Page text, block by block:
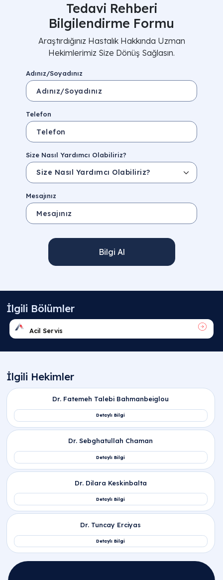
Tedavi Rehberi
Bilgilendirme Formu
Araştırdığınız Hastalık Hakkında Uzman
Hekimlerimiz Size Dönüş Sağlasın.
Adınız/Soyadınız
Telefon
Size Nasıl Yardımcı Olabiliriz?
Mesajınız
Bilgi Al